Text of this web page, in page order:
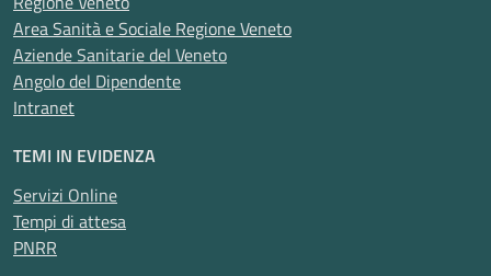
Interaziendale
Area Sanità e Sociale Regione Veneto
Aziende Sanitarie del Veneto
Angolo del Dipendente
Intranet
TEMI IN EVIDENZA
Servizi Online
Tempi di attesa
PNRR